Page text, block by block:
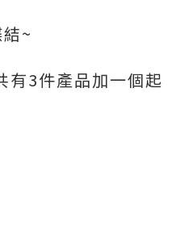
~
有3件產品加一個起